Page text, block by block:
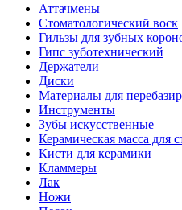
Аттачмены
Стоматологический воск
Гильзы для зубных
Гипс зуботехнический
Держатели
Диски
Материалы для
Инструменты
Зубы искусственные
Керамическая масса для
Кисти для керамики
Кламмеры
Лак
Ножи